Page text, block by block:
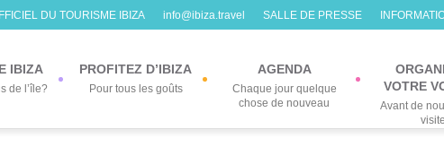
DU TOURISME IBIZA info@ibiza.travel SALLE DE PRESSE
IBIZA
de l’île?
PROFITEZ D’IBIZA
Pour tous les goûts
AGENDA
Chaque jour quelque
chose de nouveau
VOTRE
Avant de
visite